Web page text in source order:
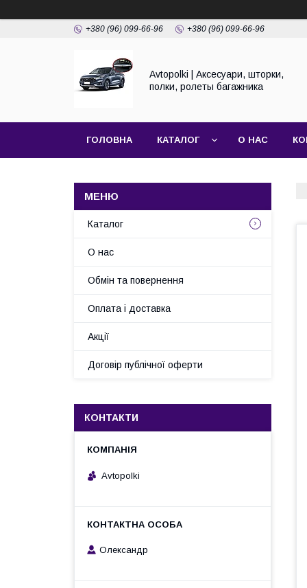
+380 (96) 099-66-96 +380 (96) 099-66-96
Avtopolki | Аксесуари, шторки,
полки, ролеты багажника
ГОЛОВНА КАТАЛОГ О НАС
Каталог
О нас
Обмін та повернення
Оплата і доставка
Акції
Договір публічної оферти
КОНТАКТИ
Avtopolki
Олександр